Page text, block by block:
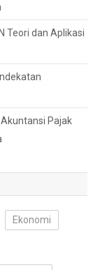
Teori dan Aplikasi
Pajak
Ekonomi